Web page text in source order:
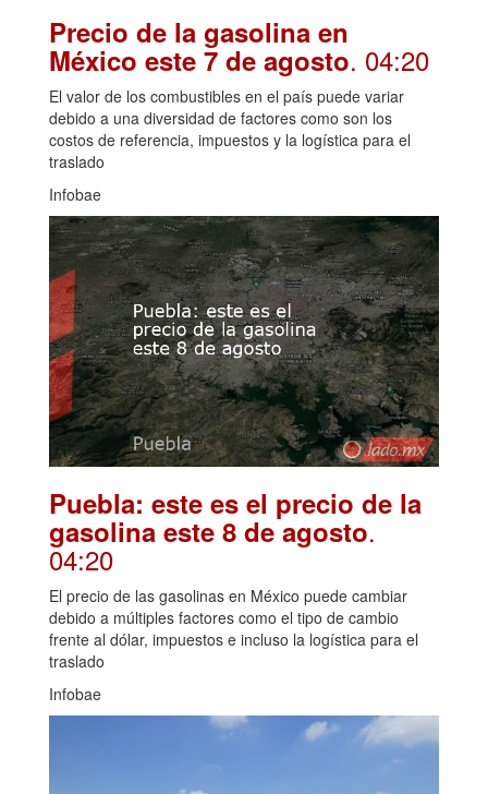
Precio de la gasolina en
México este 7 de agosto. 04:20
El valor de los combustibles en el país puede variar
debido a una diversidad de factores como son los
costos de referencia, impuestos y la logística para el
traslado
Infobae
Puebla: este es el precio de la
gasolina este 8 de agosto.
04:20
El precio de las gasolinas en México puede cambiar
debido a múltiples factores como el tipo de cambio
frente al dólar, impuestos e incluso la logística para el
traslado
Infobae